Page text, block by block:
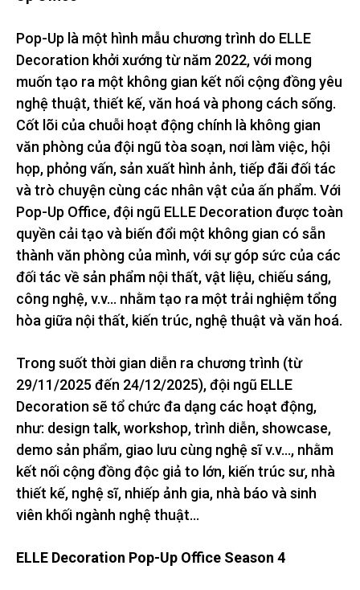
Pop-Up là một hình mẫu chương trình do ELLE
Decoration khởi xướng từ năm 2022, với mong
muốn tạo ra một không gian kết nối cộng đồng yêu
nghệ thuật, thiết kế, văn hoá và phong cách sống.
Cốt lõi của chuỗi hoạt động chính là không gian
văn phòng của đội ngũ tòa soạn, nơi làm việc, hội
họp, phỏng vấn, sản xuất hình ảnh, tiếp đãi đối tác
và trò chuyện cùng các nhân vật của ấn phẩm. Với
Pop-Up Office, đội ngũ ELLE Decoration được toàn
quyền cải tạo và biến đổi một không gian có sẵn
thành văn phòng của mình, với sự góp sức của các
đối tác về sản phẩm nội thất, vật liệu, chiếu sáng,
công nghệ, v.v… nhằm tạo ra một trải nghiệm tổng
hòa giữa nội thất, kiến trúc, nghệ thuật và văn hoá.
Trong suốt thời gian diễn ra chương trình (từ
29/11/2025 đến 24/12/2025), đội ngũ ELLE
Decoration sẽ tổ chức đa dạng các hoạt động,
như: design talk, workshop, trình diễn, showcase,
demo sản phẩm, giao lưu cùng nghệ sĩ v.v…, nhằm
kết nối cộng đồng độc giả to lớn, kiến trúc sư, nhà
thiết kế, nghệ sĩ, nhiếp ảnh gia, nhà báo và sinh
viên khối ngành nghệ thuật…
ELLE Decoration Pop-Up Office Season 4